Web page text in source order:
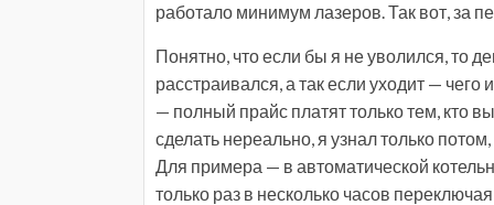
работало минимум лазеров. Так вот, за
Понятно, что если бы я не уволился, то
расстраивался, а так если уходит —
— полный прайс платят только тем, кто
сделать нереально, я узнал только
Для примера — в автоматической
только раз в несколько часов